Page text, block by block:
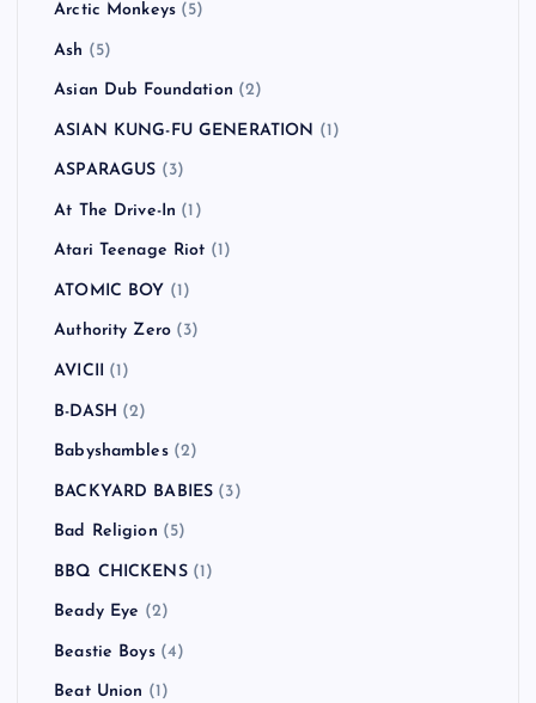
Arctic Monkeys (5)
Ash (5)
Asian Dub Foundation (2)
ASIAN KUNG-FU GENERATION (1)
ASPARAGUS (3)
At The Drive-In (1)
Atari Teenage Riot (1)
ATOMIC BOY (1)
Authority Zero (3)
AVICII (1)
B-DASH (2)
Babyshambles(2)
BACKYARD BABIES (3)
Bad Religion (5)
BBQ CHICKENS(1)
Beady Eye (2)
Beastie Boys(4)
Beat Union (1)